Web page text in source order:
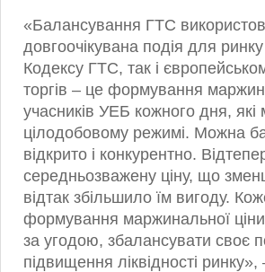
«Балансування ГТС
довгоочікувана подія для
Кодексу ГТС, так і
торгів – це формування
учасників УЕБ кожного дня, які
цілодобовому режимі. Можна
відкрито і конкурентно.
середньозважену ціну, що
відтак збільшило їм вигоду.
формування маржинальної
за угодою, збалансувати своє
підвищення ліквідності